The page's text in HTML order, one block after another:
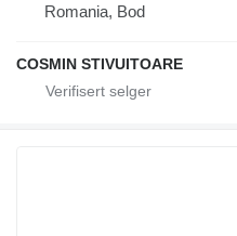
Romania, Bod
COSMIN STIVUITOARE